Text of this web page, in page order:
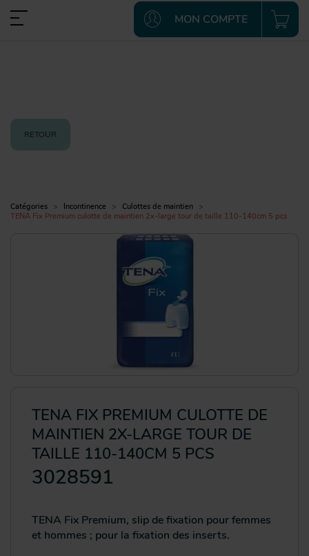
MON COMPTE
RETOUR
Catégories Incontinence
Culottes de maintien
TENA Fix Premium culotte de maintien 2x-large tour de taille 110-140cm 5 pcs
TENA FIX PREMIUM CULOTTE DE
MAINTIEN 2X-LARGE TOUR DE
TAILLE 110-140CM 5 PCS
3028591
TENA Fix Premium, slip de fixation pour femmes
et hommes ; pour la fixation des inserts.